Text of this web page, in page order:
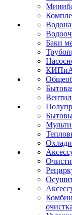
Баки
очистка